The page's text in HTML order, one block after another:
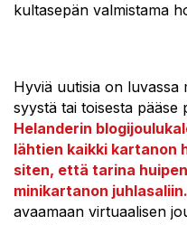
kultasepän valmistama
Hyviä uutisia on luvassa
syystä tai toisesta pääse
Helanderin
lähtien kaikki kartanon
siten, että tarina
minikartanon juhlasaliin.
avaamaan virtuaalisen